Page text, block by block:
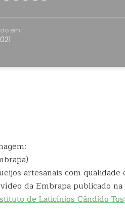
em
artesanais com qualidade
da Embrapa publicado na
de Laticínios Cândido